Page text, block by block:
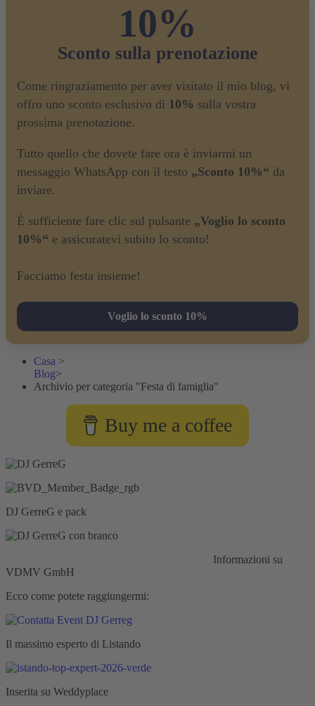
10%
Sconto sulla prenotazione
Come ringraziamento per aver visitato il mio blog, vi
offro uno sconto esclusivo di 10% sulla vostra
prossima prenotazione.
Tutto quello che dovete fare ora è inviarmi un
messaggio WhatsApp con il testo „Sconto 10%“ da
inviare.
È sufficiente fare clic sul pulsante „Voglio lo sconto
10%“ e assicuratevi subito lo sconto!
Facciamo festa insieme!
Voglio lo sconto 10%
Casa >
Blog>
Archivio per categoria "Festa di famiglia"
Buy me a coffee
DJ GerreG e pack
Informazioni su
VDMV GmbH
Ecco come potete raggiungermi:
Il massimo esperto di Listando
Inserita su Weddyplace